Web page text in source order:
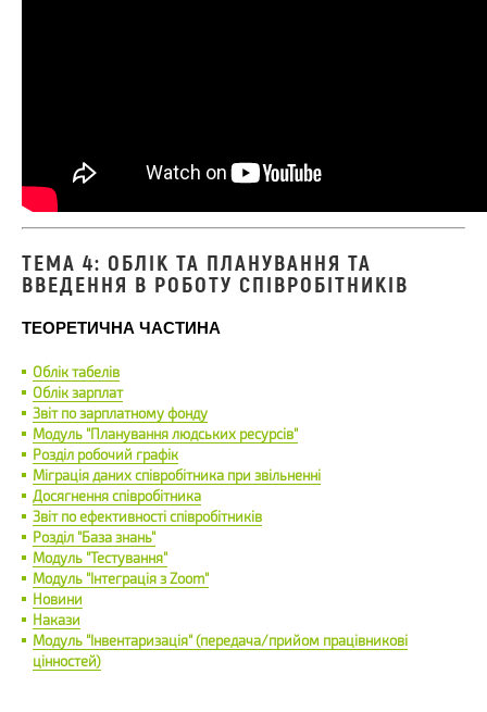
ТЕМА 4: ОБЛІК ТА ПЛАНУВАННЯ ТА
ВВЕДЕННЯ В РОБОТУ СПІВРОБІТНИКІВ
ТЕОРЕТИЧНА ЧАСТИНА
Облік табелів
Облік зарплат
Звіт по зарплатному фонду
Модуль "Планування людських ресурсів"
Розділ робочий графік
Міграція даних співробітника при звільненні
Досягнення співробітника
Звіт по ефективності співробітників
Розділ "База знань"
Модуль "Тестування"
Модуль "Інтеграція з Zoom"
Новини
Накази
Модуль "Інвентаризація" (передача/прийом працівникові
цінностей)